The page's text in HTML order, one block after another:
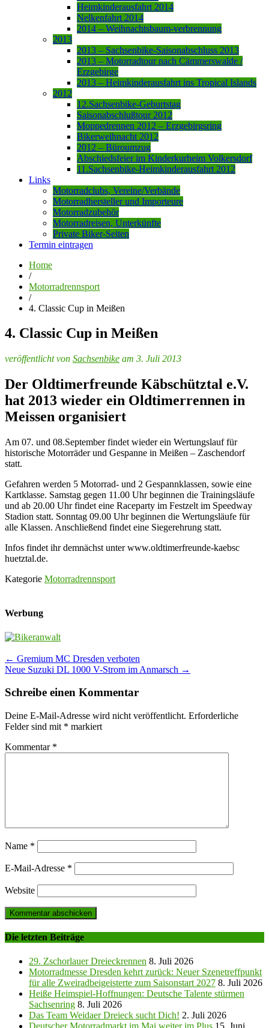
Heimkinderausfahrt 2014
Nelkenfahrt 2014
2014 – Weihnachtsbaum-verbrennung
2013
2013 – Sachsenbike-Saisonabschluss 2013
2013 – Motorradtour nach Cämmerswalde /
Erzgebirge
2013 – Heimkinderausfahrt ins Tropical Islands
2012
12.Sachsenbike-Geburtstag
Saisonabschlußtour 2012
Moppedrennen 2012 – Erzgebirgsring
Bikerweihnacht 2012
2012 – Büroumzug
Abschiedsfeier im Kinderkurheim Volkersdorf
11.Sachsenbike-Heimkinderausfahrt 2012
Links
Motorradclubs, Vereine/Verbände
Motorradhersteller und Importeure
Motorradzubehör
Motorradreisen, Unterkünfte
Private Biker-Seiten
Termin eintragen
Home
/
Motorradrennsport
/
4. Classic Cup in Meißen
4. Classic Cup in Meißen
veröffentlicht von Sachsenbike am 3. Juli 2013
Der Oldtimerfreunde Käbschütztal e.V.
hat 2013 wieder ein Oldtimerrennen in
Meissen organisiert
Am 07. und 08.September findet wieder ein Wertungslauf für
historische Motorräder und Gespanne in Meißen – Zaschendorf
statt.
Gefahren werden 5 Motorrad- und 2 Gespannklassen, sowie eine
Kartklasse. Samstag gegen 11.00 Uhr beginnen die Trainingsläufe
und ab 20.00 Uhr findet eine Raceparty im Festzelt im Speedway
Stadion statt. Sonntag 09.00 Uhr beginnen die Wertungsläufe für
alle Klassen. Anschließend findet eine Siegerehrung statt.
Infos findet ihr demnächst unter www.oldtimerfreunde-kaebsc
huetztal.de.
Kategorie Motorradrennsport
Werbung
Post
navigation
← Gremium MC Dresden verboten
Neue Suzuki DL 1000 V-Strom im Anmarsch →
Schreibe einen Kommentar
Deine E-Mail-Adresse wird nicht veröffentlicht. Erforderliche
Felder sind mit * markiert
Kommentar *
Name *
E-Mail-Adresse *
Website
Die letzten Beiträge
29. Zschorlauer Dreieckrennen 8. Juli 2026
Motorradmesse Dresden kehrt zurück: Neuer Szenetreffpunkt
für alle Zweiradbeigeisterte zum Saisonstart 2027 8. Juli 2026
Heiße Heimspiel-Hoffnungen: Deutsche Talente stürmen
Sachsenring 8. Juli 2026
Das Team Weidaer Dreieck sucht Dich! 2. Juli 2026
Deutscher Motorradmarkt im Mai weiter im Plus 15. Juni